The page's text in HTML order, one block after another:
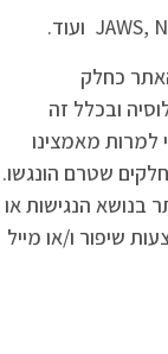
כחלק
ובכלל זה
למרות מאמצינו
שטרם הונגשו.
בנושא הנגישות או
שיפור ו/או מייל